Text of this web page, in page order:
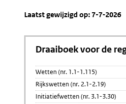
Laatst gewijzigd op: 7-7-2026
Draaiboek voor de
Wetten (nr. 1.1-1.115)
Rijkswetten (nr. 2.1-2.19)
Initiatiefwetten (nr. 3.1-3.30)